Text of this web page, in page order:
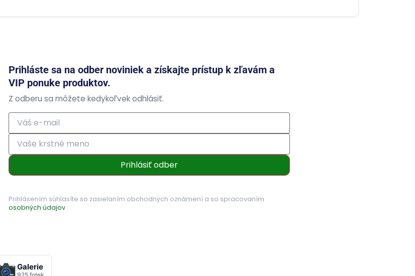
Prihláste sa na odber noviniek a získajte prístup k zľavám a
VIP ponuke produktov.
Z odberu sa môžete kedykoľvek odhlásiť.
Prihlásiť odber
Prihlásením súhlasíte so zasielaním obchodných oznámení a so spracovaním
osobných údajov.
Galerie